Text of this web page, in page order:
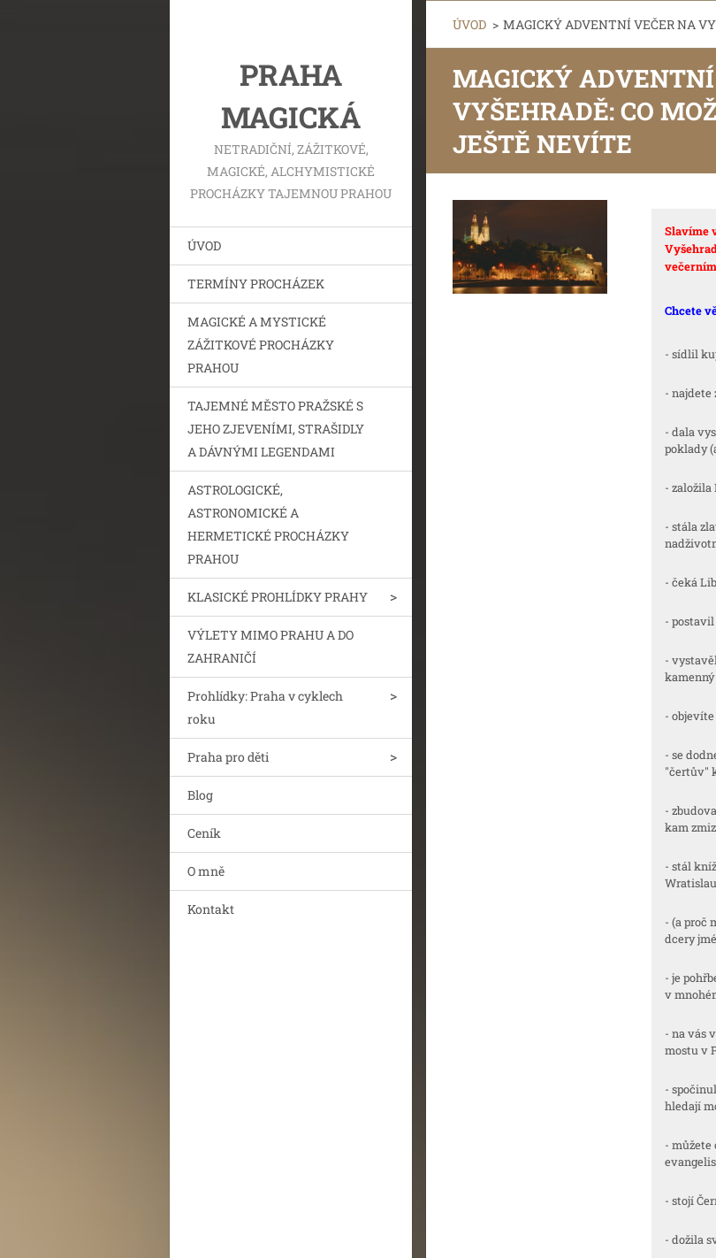
PRAHA
MAGICKÁ
NETRADIČNÍ, ZÁŽITKOVÉ,
MAGICKÉ, ALCHYMISTICKÉ
PROCHÁZKY TAJEMNOU PRAHOU
ÚVOD
TERMÍNY PROCHÁZEK
MAGICKÉ A MYSTICKÉ
ZÁŽITKOVÉ PROCHÁZKY
PRAHOU
TAJEMNÉ MĚSTO PRAŽSKÉ S
JEHO ZJEVENÍMI, STRAŠIDLY
A DÁVNÝMI LEGENDAMI
ASTROLOGICKÉ,
ASTRONOMICKÉ A
HERMETICKÉ PROCHÁZKY
PRAHOU
KLASICKÉ PROHLÍDKY PRAHY
VÝLETY MIMO PRAHU A DO
ZAHRANIČÍ
Prohlídky: Praha v cyklech
roku
Praha pro děti
Blog
Ceník
O mně
Kontakt
ÚVOD > MAGICKÝ ADVENTNÍ VEČER NA
MAGICKÝ
VYŠEHRADĚ: CO
JEŠTĚ NEVÍTE
Slavíme
Chcete
- sídlil
- najdete
- dala
poklady
- založila
- stála
- čeká
-
-
kamenný
-
- se
"čertův"
-
kam
- stál
- (a proč
dcery
- je
v
- na vás
mostu v
-
hledají
- můžete
- stojí
- dožila